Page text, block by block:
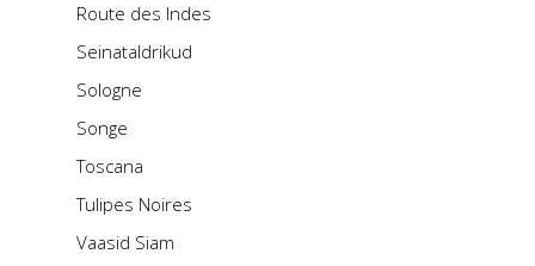
Route des Indes
Seinataldrikud
Sologne
Songe
Toscana
Tulipes Noires
Vaasid Siam